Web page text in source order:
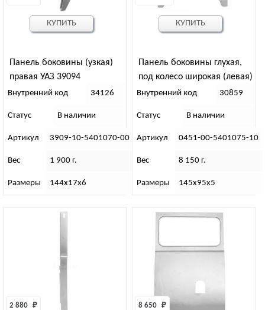
Панель боковины (узкая)
правая УАЗ 39094
Внутренний код 34126
Статус В наличии
Артикул 3909-10-5401070-00
Вес 1 900 г.
Размеры 144х17х6
КУПИТЬ
Панель боковины глухая,
под колесо широкая (левая)
Внутренний код 30859
Статус В наличии
Артикул 0451-00-5401075-10
Вес 8 150 г.
Размеры 145х95х5
КУПИТЬ
2 880 ₽ 8 650 ₽